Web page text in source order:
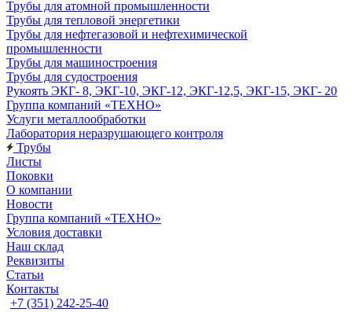
Трубы для атомной промышленности
Трубы для тепловой энергетики
Трубы для нефтегазовой и нефтехимической
промышленности
Трубы для машиностроения
Трубы для судостроения
Рукоять ЭКГ- 8, ЭКГ-10, ЭКГ-12, ЭКГ-12,5, ЭКГ-15, ЭКГ- 20
Группа компаний «ТЕХНО»
Услуги металлообработки
Лаборатория неразрушающего контроля
Трубы
Листы
Поковки
О компании
Новости
Группа компаний «ТЕХНО»
Условия доставки
Наш склад
Реквизиты
Статьи
Контакты
+7 (351) 242-25-40